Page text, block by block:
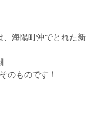
、海陽町沖でとれた新
のものです！